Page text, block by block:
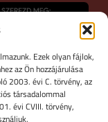
Ezek olyan fájlok,
az Ön hozzájárulása
2003. évi C. törvény, az
társadalommal
évi CVIII. törvény,